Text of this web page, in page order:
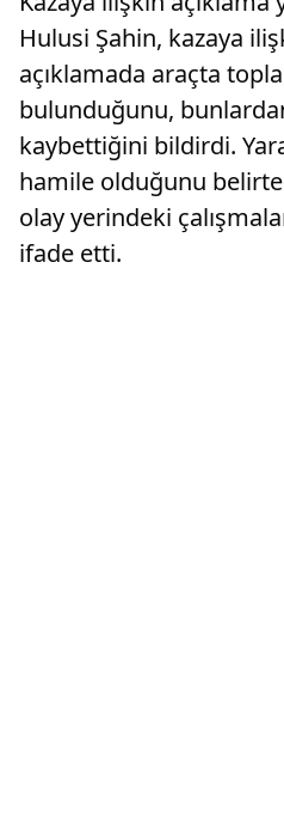
Hulusi Şahin, kazaya
açıklamada araçta
bulunduğunu,
kaybettiğini bildirdi.
hamile olduğunu
olay yerindeki
ifade etti.